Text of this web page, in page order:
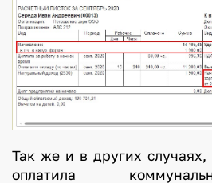
Так же и в других случаях,
оплатила